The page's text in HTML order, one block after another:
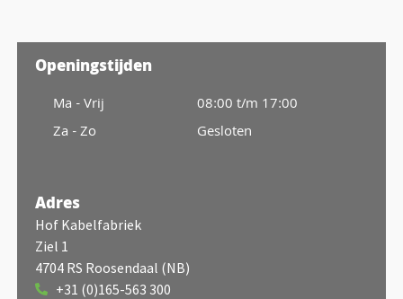
Openingstijden
Ma - Vrij
Za - Zo
08:00 t/m 17:00
Gesloten
Adres
Hof Kabelfabriek
Ziel 1
4704 RS Roosendaal (NB)
+31 (0)165-563 300